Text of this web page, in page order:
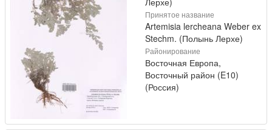
Принятое название
Artemisia lercheana Weber ex
Stechm. (Полынь Лерхе)
Районирование
Восточная Европа,
Восточный район (E10)
(Россия)